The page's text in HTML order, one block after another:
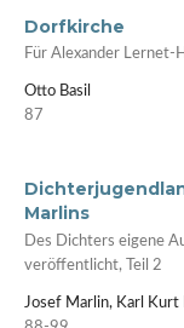
Dorfkirche
Für Alexander Lernet-
Otto Basil
87
Marlins
Des Dichters eigene
veröffentlicht, Teil 2
Josef Marlin, Karl Kurt